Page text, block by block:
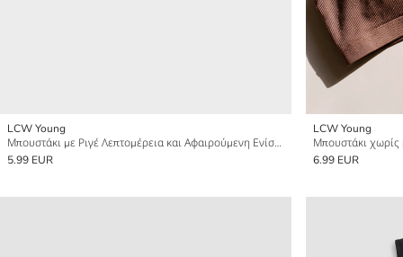
LCW Young
Μπουστάκι με Ριγέ Λεπτομέρεια και Αφαιρούμενη Ενίσχυση
5.99 EUR
LCW Young
6.99 EUR